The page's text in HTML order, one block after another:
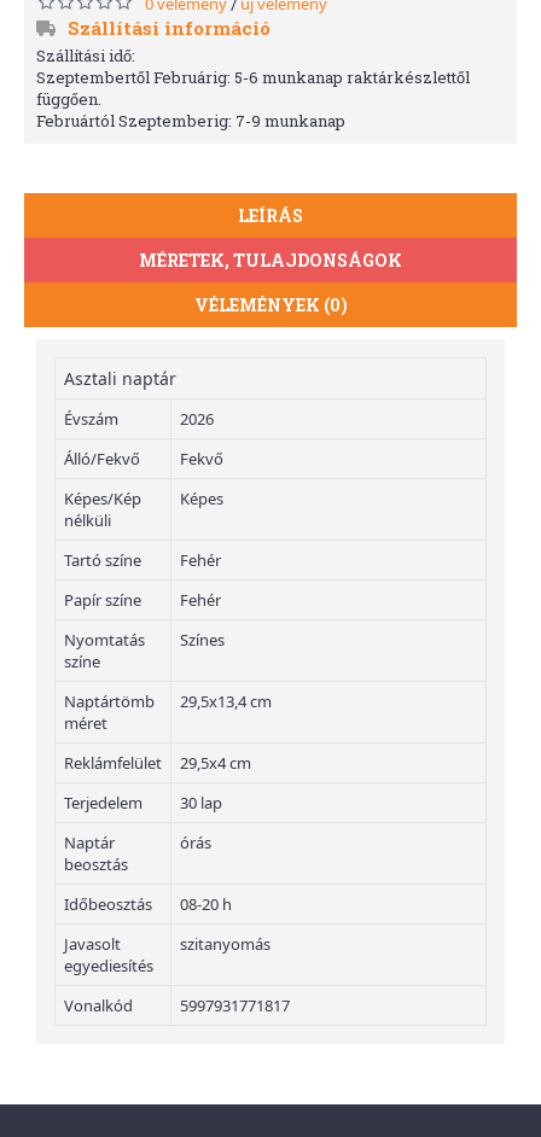
/
Szállítási információ
Szállítási idő:
Szeptembertől Februárig: 5-6 munkanap raktárkészlettől
függően.
Februártól Szeptemberig: 7-9 munkanap
LEÍRÁS
MÉRETEK, TULAJDONSÁGOK
VÉLEMÉNYEK (0)
Asztali naptár
Évszám
2026
Álló/Fekvő
Fekvő
Képes/Kép
nélküli
Képes
Tartó színe
Fehér
Papír színe
Fehér
Nyomtatás
színe
Színes
Naptártömb
méret
29,5x13,4 cm
Reklámfelület
29,5x4 cm
Terjedelem
30 lap
Naptár
beosztás
órás
Időbeosztás
08-20 h
Javasolt
egyediesítés
szitanyomás
Vonalkód 5997931771817